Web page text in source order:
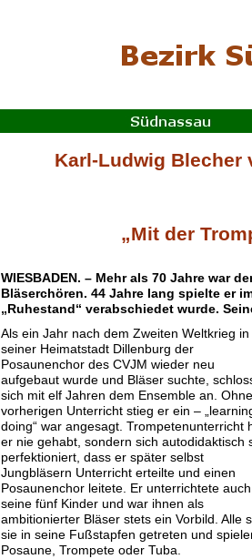
Karl-Ludwig Blecher
„Mit der
WIESBADEN. – Mehr als 70 Jahre war
Bläserchören. 44 Jahre lang spielte er
„Ruhestand“ verabschiedet wurde.
Als ein Jahr nach dem Zweiten Weltkrieg in
seiner Heimatstadt Dillenburg der
Posaunenchor des CVJM wieder neu
aufgebaut wurde und Bläser suchte,
sich mit elf Jahren dem Ensemble an. Ohne
vorherigen Unterricht stieg er ein –
doing“ war angesagt. Trompetenunterricht
er nie gehabt, sondern sich autodidaktisch
perfektioniert, dass er später selbst
Jungbläsern Unterricht erteilte und einen
Posaunenchor leitete. Er unterrichtete auch
seine fünf Kinder und war ihnen als
ambitionierter Bläser stets ein Vorbild. Alle
sie in seine Fußstapfen getreten und
Posaune, Trompete oder Tuba.